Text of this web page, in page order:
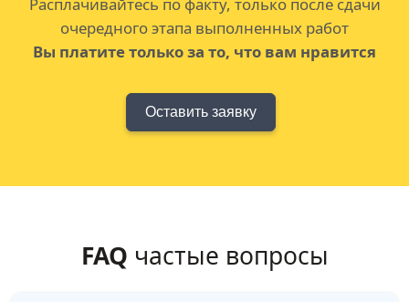
Расплачивайтесь по факту, только после сдачи
очередного этапа выполненных работ
Вы платите только за то, что вам нравится
Оставить заявку
FAQ частые вопросы